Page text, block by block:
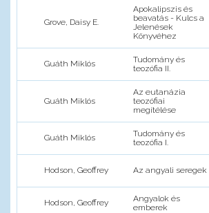
Grove, Daisy E.
Apokalipszis és
beavatás - Kulcs a
Jelenések
Könyvéhez
Guáth Miklós
Tudomány és
teozófia II.
Guáth Miklós
Az eutanázia
teozófiai
megítélése
Guáth Miklós
Tudomány és
teozófia I.
Hodson, Geoffrey Az angyali seregek
Hodson, Geoffrey
Angyalok és
emberek